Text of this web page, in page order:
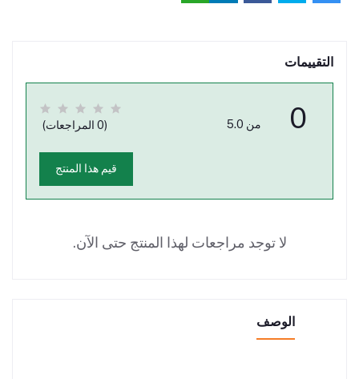
التقييمات
0 من 5.0 (0 المراجعات)
قيم هذا المنتج
لا توجد مراجعات لهذا المنتج حتى الآن.
الوصف